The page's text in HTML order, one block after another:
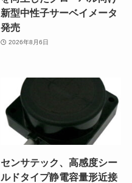
新型中性子サーベイメータ
発売
2026年8月6日
センサテック、高感度シー
ルドタイプ静電容量形近接